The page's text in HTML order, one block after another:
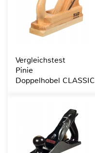
Vergleichstest
Pinie
Doppelhobel CLASSIC